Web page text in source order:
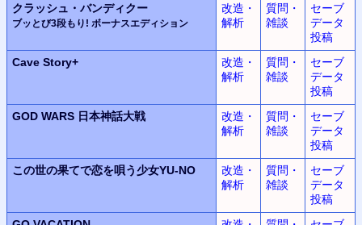
クラッシュ・バンディクー
ブッとび3段もり! ボーナスエディション
改造・
解析
質問・
雑談
セーブ
データ
投稿
Cave Story+
改造・
解析
質問・
雑談
セーブ
データ
投稿
GOD WARS 日本神話大戦
改造・
解析
質問・
雑談
セーブ
データ
投稿
この世の果てで恋を唄う少女YU-NO
改造・
解析
質問・
雑談
セーブ
データ
投稿